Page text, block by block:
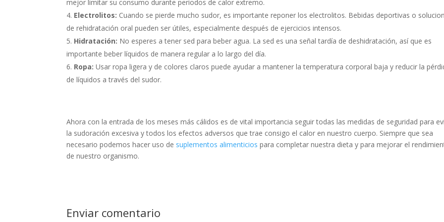
mejor limitar su consumo durante periodos de calor extremo.
Electrolitos: Cuando se pierde mucho sudor, es importante reponer los electrolitos. Bebidas deportivas o
de rehidratación oral pueden ser útiles, especialmente después de ejercicios intensos.
Hidratación: No esperes a tener sed para beber agua. La sed es una señal tardía de deshidratación, así que es
importante beber líquidos de manera regular a lo largo del día.
Ropa: Usar ropa ligera y de colores claros puede ayudar a mantener la temperatura corporal baja y reducir la
de líquidos a través del sudor.
Ahora con la entrada de los meses más cálidos es de vital importancia seguir todas las medidas de seguridad para
la sudoración excesiva y todos los efectos adversos que trae consigo el calor en nuestro cuerpo. Siempre que sea
necesario podemos hacer uso de suplementos alimenticios para completar nuestra dieta y para mejorar el
de nuestro organismo.
Enviar comentario